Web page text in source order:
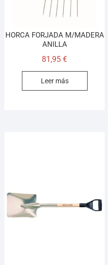
HORCA FORJADA M/MADERA
ANILLA
81,95€
Leer más